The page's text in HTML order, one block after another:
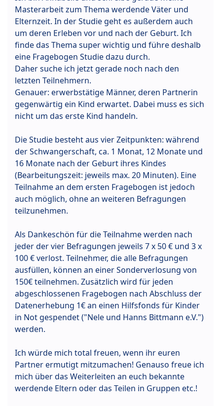
Masterarbeit zum Thema werdende Väter und
Elternzeit. In der Studie geht es außerdem auch
um deren Erleben vor und nach der Geburt. Ich
finde das Thema super wichtig und führe deshalb
eine Fragebogen Studie dazu durch.
Daher suche ich jetzt gerade noch nach den
letzten Teilnehmern.
Genauer: erwerbstätige Männer, deren Partnerin
gegenwärtig ein Kind erwartet. Dabei muss es sich
nicht um das erste Kind handeln.
Die Studie besteht aus vier Zeitpunkten: während
der Schwangerschaft, ca. 1 Monat, 12 Monate und
16 Monate nach der Geburt ihres Kindes
(Bearbeitungszeit: jeweils max. 20 Minuten). Eine
Teilnahme an dem ersten Fragebogen ist jedoch
auch möglich, ohne an weiteren Befragungen
teilzunehmen.
Als Dankeschön für die Teilnahme werden nach
jeder der vier Befragungen jeweils 7 x 50 € und 3 x
100 € verlost. Teilnehmer, die alle Befragungen
ausfüllen, können an einer Sonderverlosung von
150€ teilnehmen. Zusätzlich wird für jeden
abgeschlossenen Fragebogen nach Abschluss der
Datenerhebung 1€ an einen Hilfsfonds für Kinder
in Not gespendet ("Nele und Hanns Bittmann e.V.")
werden.
Ich würde mich total freuen, wenn ihr euren
Partner ermutigt mitzumachen! Genauso freue ich
mich über das Weiterleiten an euch bekannte
werdende Eltern oder das Teilen in Gruppen etc.!